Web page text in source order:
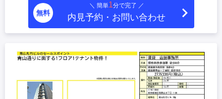
無料
＼ 簡単1分で完了 ／
内見予約・お問い合わせ